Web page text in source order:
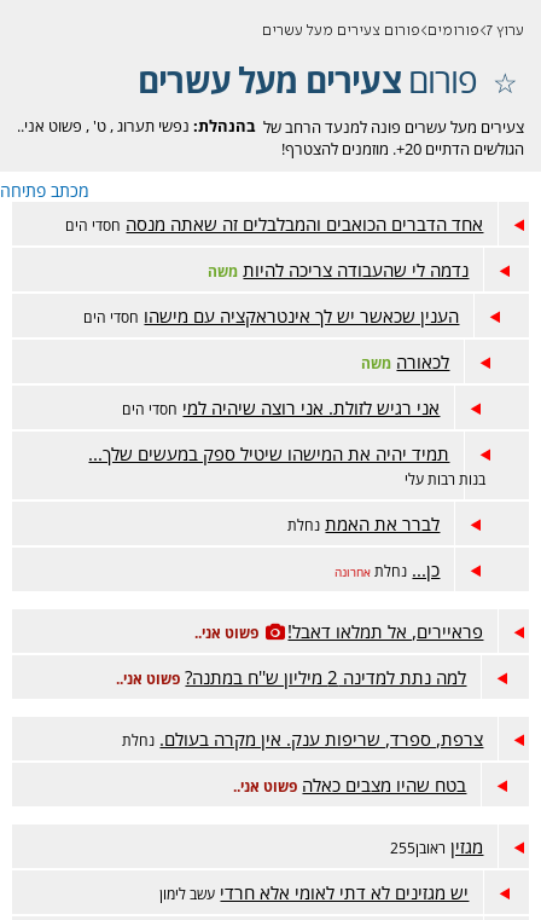
ערוץ 7 פורומים פורום צעירים מעל עשרים
פורוםצעירים מעל עשרים
בהנהלת: נפשי תערוג,ט', פשוט אני..
צעירים מעל עשרים פונה למנעד הרחב של
הגולשים הדתיים 20+. מוזמנים להצטרף!
מכתב פתיחה
אחד הדברים הכואבים והמבלבלים זה שאתה מנסה חסדי הים
נדמה לי שהעבודה צריכה להיות משה
הענין שכאשר יש לך אינטראקציה עם מישהו חסדי הים
לכאורה משה
אני רגיש לזולת. אני רוצה שיהיה למי חסדי הים
תמיד יהיה את המישהו שיטיל ספק במעשים שלך...
בנות רבות עלי
לברר את האמת נחלת
כן... נחלת אחרונה
פראיירים, אל תמלאו דאבל! פשוט אני..
למה נתת למדינה 2 מיליון ש''ח במתנה? פשוט אני..
צרפת, ספרד, שריפות ענק. אין מקרה בעולם. נחלת
בטח שהיו מצבים כאלה פשוט אני..
מגזין ראובן255
יש מגזינים לא דתי לאומי אלא חרדי עשב לימון